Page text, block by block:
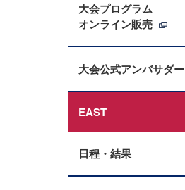
大会プログラム
オンライン販売
大会公式アンバサダー
EAST
日程・結果